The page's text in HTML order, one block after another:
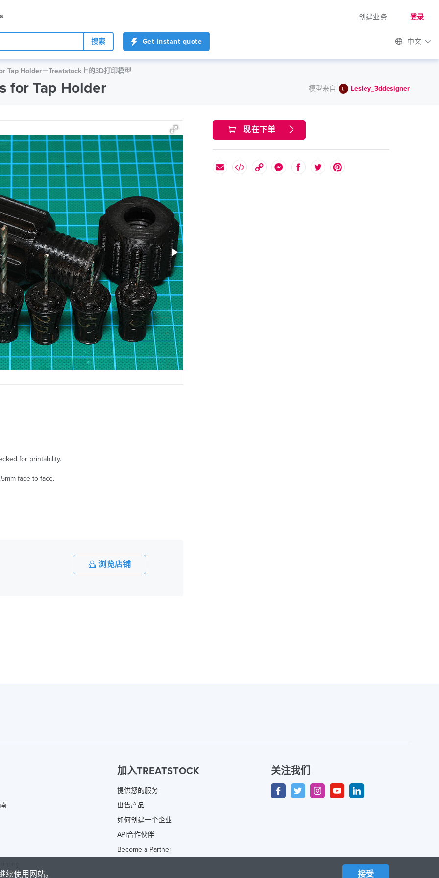
创建业务 登录
搜索 Get instant quote 中文
Tap Holder－Treatstock上的3D打印模型
for Tap Holder 模型来自 Lesley_3ddesigner
现在下单
for printability.
face to face.
浏览店铺
加入TREATSTOCK
提供您的服务
出售产品
如何创建一个企业
API合作伙伴
Become a Partner
关注我们
续使用网站。 接受